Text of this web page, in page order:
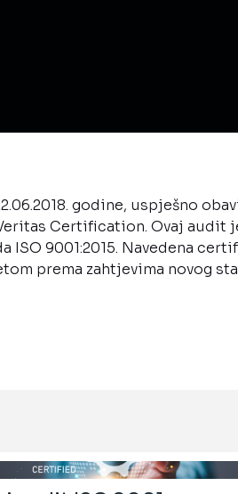
godine, uspješno
Certification. Ovaj audit
ISO 9001:2015. Navedena
prema zahtjevima novog